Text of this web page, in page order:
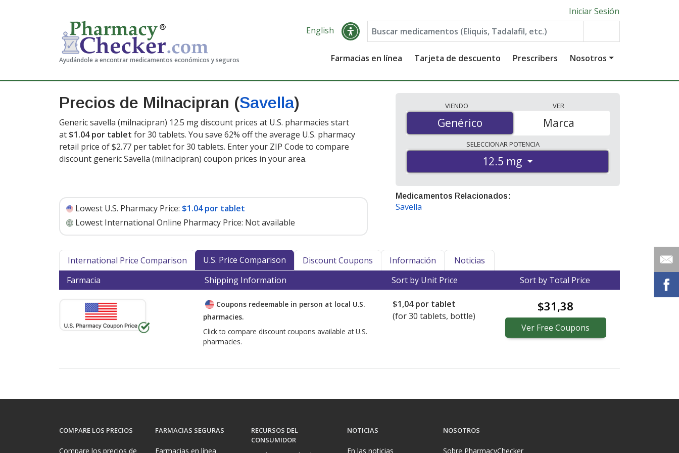
Ayudándole a encontrar medicamentos económicos y seguros
Iniciar Sesión
English
Farmacias en línea Tarjeta de descuento Prescribers Nosotros
Precios de Milnacipran (Savella)
Generic savella (milnacipran) 12.5 mg discount prices at U.S. pharmacies start
at $1.04 por tablet for 30 tablets. You save 62% off the average U.S. pharmacy
retail price of $2.77 per tablet for 30 tablets. Enter your ZIP Code to compare
discount generic Savella (milnacipran) coupon prices in your area.
Lowest U.S. Pharmacy Price: $1.04 por tablet
Lowest International Online Pharmacy Price: Not available
VIENDO
Genérico
Genérico
VER
Marca
SELECCIONARPOTENCIA
12.5 mg
Medicamentos Relacionados:
Savella
International Price Comparison U.S. Price Comparison Discount Coupons Información
Noticias
Farmacia
Shipping Information Sort by Unit Price Sort by Total Price
Coupons redeemable in person at local U.S.
pharmacies.
Click to compare discount coupons available at U.S.
pharmacies.
$1,04por tablet
(for30 tablets, bottle)
$31,38
Ver Free Coupons
COMPARE LOS PRECIOS
Compare los precios de
FARMACIAS SEGURAS
Farmacias en línea
RECURSOS DEL
CONSUMIDOR
NOTICIAS
En las noticias
NOSOTROS
Sobre PharmacyChecker